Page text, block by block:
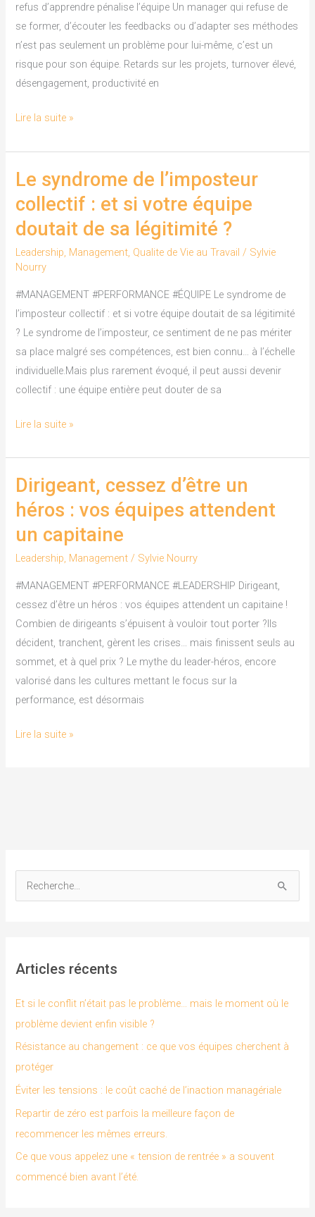
refus d’apprendre pénalise l’équipe Un manager qui refuse de
se former, d’écouter les feedbacks ou d’adapter ses méthodes
n’est pas seulement un problème pour lui-même, c’est un
risque pour son équipe. Retards sur les projets, turnover élevé,
désengagement, productivité en
l’équipe
Lire la suite »
Le syndrome de l’imposteur
collectif : et si votre équipe
doutait de sa légitimité ?
Leadership, Management, Qualite de Vie au Travail / Sylvie
Nourry
#MANAGEMENT #PERFORMANCE #ÉQUIPE Le syndrome de
l’imposteur collectif : et si votre équipe doutait de sa légitimité
? Le syndrome de l’imposteur, ce sentiment de ne pas mériter
sa place malgré ses compétences, est bien connu… à l’échelle
individuelle.Mais plus rarement évoqué, il peut aussi devenir
collectif : une équipe entière peut douter de sa
Le
syndrome
de
l’imposteur
collectif
:
et
si
votre
équipe
doutait
de
légitimité
Lire la suite »
Dirigeant, cessez d’être un
héros : vos équipes attendent
un capitaine
Leadership, Management / Sylvie Nourry
#MANAGEMENT #PERFORMANCE #LEADERSHIP Dirigeant,
cessez d’être un héros : vos équipes attendent un capitaine !
Combien de dirigeants s’épuisent à vouloir tout porter ?Ils
décident, tranchent, gèrent les crises… mais finissent seuls au
sommet, et à quel prix ? Le mythe du leader-héros, encore
valorisé dans les cultures mettant le focus sur la
performance, est désormais
Dirigeant,
cessez
d’être
un
héros
Lire la suite »
e
h
e
r
:
Articles récents
Et si le conflit n’était pas le problème… mais le moment où le
problème devient enfin visible ?
Résistance au changement : ce que vos équipes cherchent à
protéger
Éviter les tensions : le coût caché de l’inaction managériale
Repartir de zéro est parfois la meilleure façon de
recommencer les mêmes erreurs.
Ce que vous appelez une « tension de rentrée » a souvent
commencé bien avant l’été.